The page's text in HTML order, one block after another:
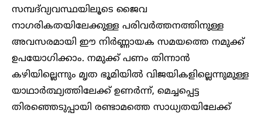
സമ്പദ്‌വ്യവസ്ഥയിലൂടെ ജൈവ
നാഗരികതയിലേക്കുള്ള പരിവർത്തനത്തിനുള്ള
അവസരമായി ഈ നിർണ്ണായക സമയത്തെ നമുക്ക്
ഉപയോഗിക്കാം. നമുക്ക് പണം തിന്നാൻ
കഴിയില്ലെന്നും മൃത ഭൂമിയിൽ വിജയികളില്ലെന്നുമുള്ള
യാഥാർത്ഥ്യത്തിലേക്ക് ഉണർന്ന്, മെച്ചപ്പെട്ട
തിരഞ്ഞെടുപ്പായി രണ്ടാമത്തെ സാധ്യതയിലേക്ക്